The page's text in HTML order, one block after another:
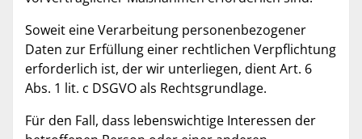
Soweit eine Verarbeitung personenbezogener
Daten zur Erfüllung einer rechtlichen Verpflichtung
erforderlich ist, der wir unterliegen, dient Art. 6
Abs. 1 lit. c DSGVO als Rechtsgrundlage.
Für den Fall, dass lebenswichtige Interessen der